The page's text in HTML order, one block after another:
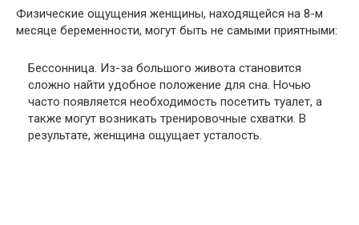
Физические ощущения женщины, находящейся на 8-м
месяце беременности, могут быть не самыми приятными:
Бессонница. Из-за большого живота становится
сложно найти удобное положение для сна. Ночью
часто появляется необходимость посетить туалет, а
также могут возникать тренировочные схватки. В
результате, женщина ощущает усталость.